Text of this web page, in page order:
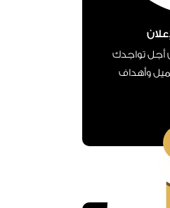
أجل تواجدك
وأهداف